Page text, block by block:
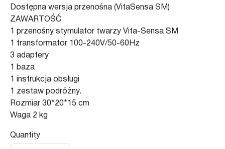
Dostępna wersja przenośna (VitaSensa SM)
ZAWARTOŚĆ
1 przenośny stymulator twarzy Vita-Sensa SM
1 transformator 100-240V/50-60Hz
3 adaptery
1 baza
1 instrukcja obsługi
1 zestaw podróżny.
Rozmiar 30*20*15 cm
Waga 2 kg
Quantity